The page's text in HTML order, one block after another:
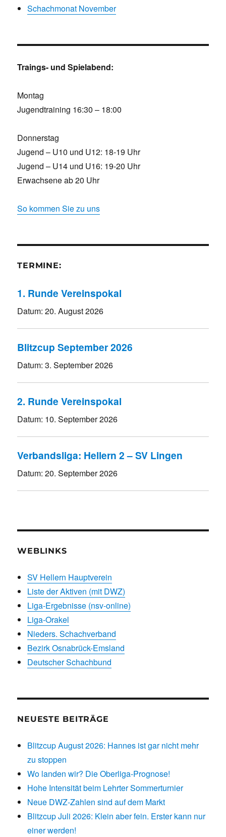
Schachmonat November
Traings- und Spielabend:
Montag
Jugendtraining 16:30 – 18:00
Donnerstag
Jugend – U10 und U12: 18-19 Uhr
Jugend – U14 und U16: 19-20 Uhr
Erwachsene ab 20 Uhr
So kommen Sie zu uns
TERMINE:
1. Runde Vereinspokal
Datum:20. August 2026
Blitzcup September 2026
Datum:3. September 2026
2. Runde Vereinspokal
Datum: 10. September 2026
Verbandsliga: Hellern 2 – SV Lingen
Datum:20. September 2026
WEBLINKS
SV Hellern Hauptverein
Liste der Aktiven (mit DWZ)
Liga-Ergebnisse (nsv-online)
Liga-Orakel
Nieders. Schachverband
Bezirk Osnabrück-Emsland
Deutscher Schachbund
NEUESTE BEITRÄGE
Blitzcup August 2026: Hannes ist gar nicht mehr
zu stoppen
Wo landen wir? Die Oberliga-Prognose!
Hohe Intensität beim Lehrter Sommerturnier
Neue DWZ-Zahlen sind auf dem Markt
Blitzcup Juli 2026: Klein aber fein. Erster kann nur
einer werden!